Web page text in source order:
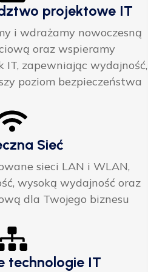
projektowe IT
i wdrażamy nowoczesną
oraz wspieramy
zapewniając wydajność,
poziom bezpieczeństwa
Sieć
sieci LAN i WLAN,
wysoką wydajność oraz
dla Twojego biznesu
technologie IT